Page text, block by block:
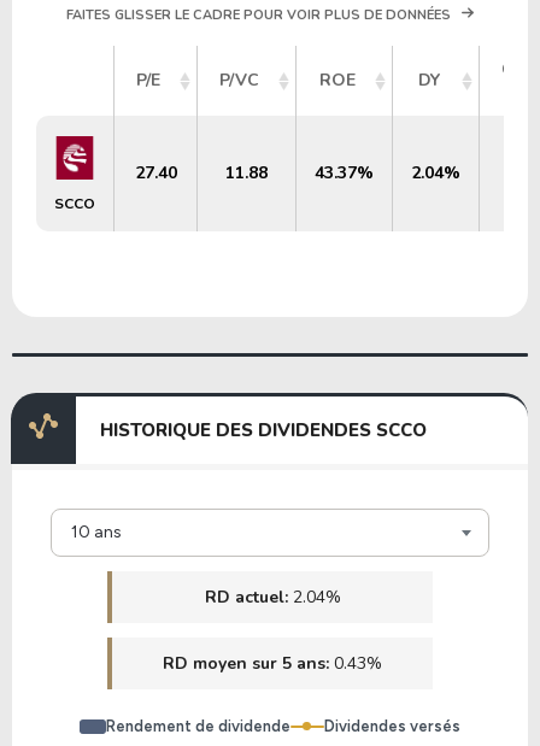
FAITES GLISSER LE CADRE POUR VOIR PLUS DE DONNÉES
P/E P/VC ROE DY
SCCO
27.40 11.88 43.37% 2.04%
HISTORIQUE DES DIVIDENDES SCCO
10 ans
RD actuel: 2.04%
RD moyen sur 5 ans: 0.43%
Rendement de dividende Dividendes versés